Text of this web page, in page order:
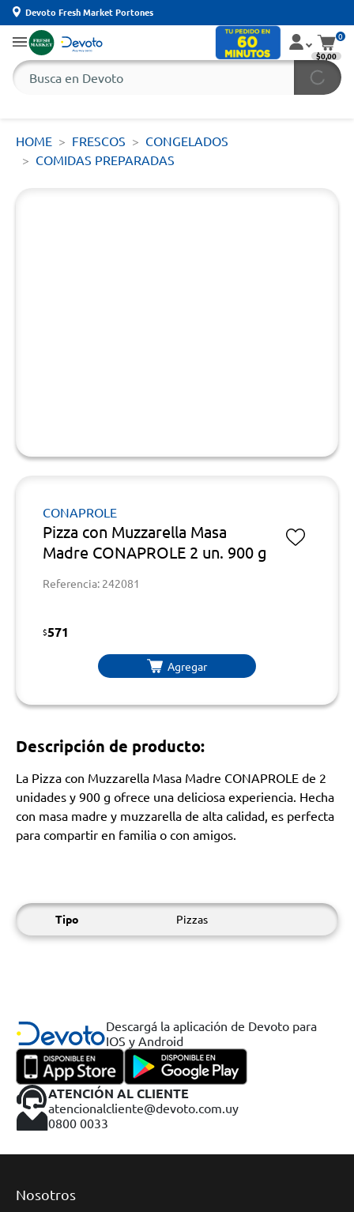
Devoto Fresh Market Portones
0
$0,00
HOME FRESCOS
CONGELADOS
COMIDAS PREPARADAS
CONAPROLE
Pizza con Muzzarella Masa
Madre CONAPROLE 2 un. 900 g
Referencia: 242081
$571
Agregar
Descripción de producto:
La Pizza con Muzzarella Masa Madre CONAPROLE de 2
unidades y 900 g ofrece una deliciosa experiencia. Hecha
con masa madre y muzzarella de alta calidad, es perfecta
para compartir en familia o con amigos.
Tipo Pizzas
Descargá la aplicación de Devoto para
IOS y Android
ATENCIÓN AL CLIENTE
atencionalcliente@devoto.com.uy
0800 0033
Nosotros